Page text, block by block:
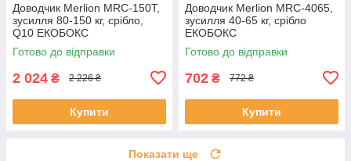
Доводчик Merlion MRC-150T,
зусилля 80-150 кг, срібло,
Q10 ЕКОБОКС
Готово до відправки
2 024 ₴ 2 226 ₴
Купити
Доводчик Merlion MRC-4065,
зусилля 40-65 кг, срібло
ЕКОБОКС
Готово до відправки
702 ₴ 772 ₴
Купити
Показати ще